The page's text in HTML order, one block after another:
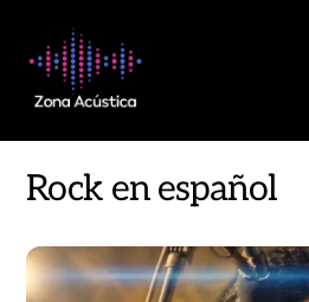
content
Rock en español